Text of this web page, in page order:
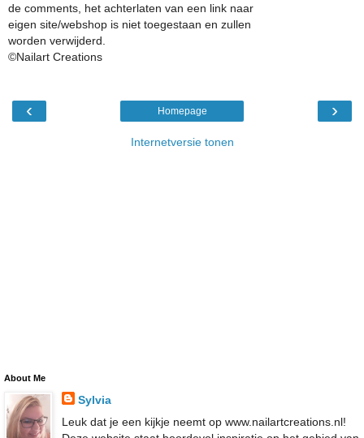
de comments, het achterlaten van een link naar
eigen site/webshop is niet toegestaan en zullen
worden verwijderd.
©Nailart Creations
‹ ›
Homepage
Internetversie tonen
About Me
Sylvia
Leuk dat je een kijkje neemt op www.nailartcreations.nl!